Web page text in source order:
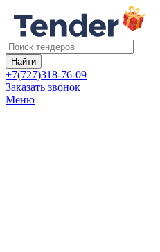
Найти
+7(727)318-76-09
Заказать звонок
Меню